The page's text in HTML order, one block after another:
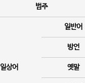
범주
일상어
일반어
방언
옛말